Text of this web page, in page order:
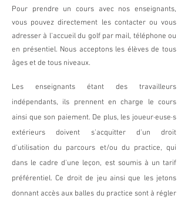
Pour prendre un cours avec nos enseignants,
vous pouvez directement les contacter ou vous
adresser à l'accueil du golf par mail, téléphone ou
en présentiel. Nous acceptons les élèves de tous
âges et de tous niveaux.
Les enseignants étant des travailleurs
indépendants, ils prennent en charge le cours
ainsi que son paiement. De plus, les joueur·euse·s
extérieurs doivent s'acquitter d'un droit
d'utilisation du parcours et/ou du practice, qui
dans le cadre d'une leçon, est soumis à un tarif
préférentiel. Ce droit de jeu ainsi que les jetons
donnant accès aux balles du practice sont à régler